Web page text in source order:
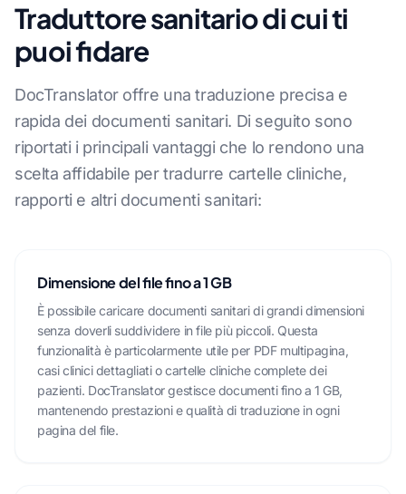
Traduttore sanitario di cui ti
puoi fidare
DocTranslator offre una traduzione precisa e
rapida dei documenti sanitari. Di seguito sono
riportati i principali vantaggi che lo rendono una
scelta affidabile per tradurre cartelle cliniche,
rapporti e altri documenti sanitari:
Dimensione del file fino a 1 GB
È possibile caricare documenti sanitari di grandi dimensioni
senza doverli suddividere in file più piccoli. Questa
funzionalità è particolarmente utile per PDF multipagina,
casi clinici dettagliati o cartelle cliniche complete dei
pazienti. DocTranslator gestisce documenti fino a 1 GB,
mantenendo prestazioni e qualità di traduzione in ogni
pagina del file.